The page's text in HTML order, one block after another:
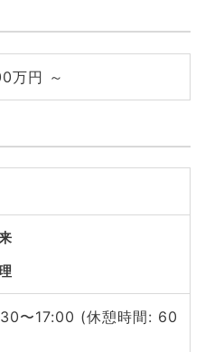
万円 ～
〜17:00 (休憩時間: 60